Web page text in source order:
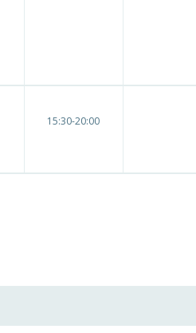
15:30-20:00